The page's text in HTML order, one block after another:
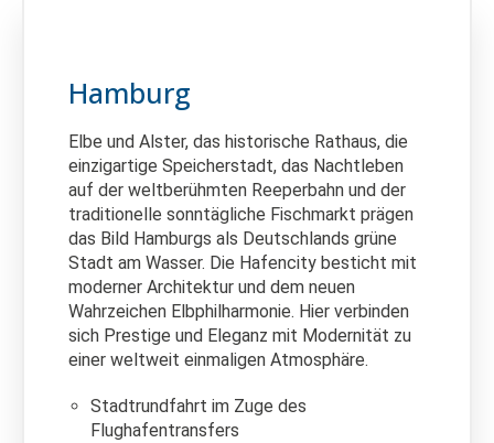
Hamburg
Elbe und Alster, das historische Rathaus, die
einzigartige Speicherstadt, das Nachtleben
auf der weltberühmten Reeperbahn und der
traditionelle sonntägliche Fischmarkt prägen
das Bild Hamburgs als Deutschlands grüne
Stadt am Wasser. Die Hafencity besticht mit
moderner Architektur und dem neuen
Wahrzeichen Elbphilharmonie. Hier verbinden
sich Prestige und Eleganz mit Modernität zu
einer weltweit einmaligen Atmosphäre.
Stadtrundfahrt im Zuge des
Flughafentransfers